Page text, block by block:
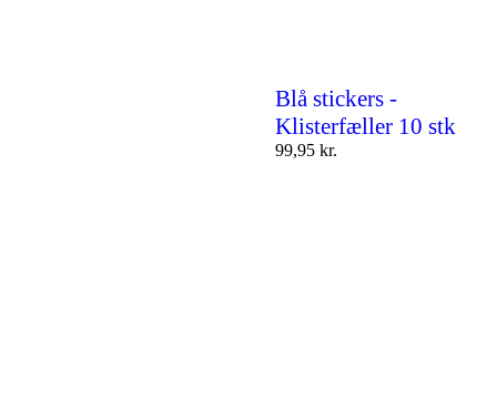
Blå stickers -
Klisterfæller 10 stk
99,95 kr.